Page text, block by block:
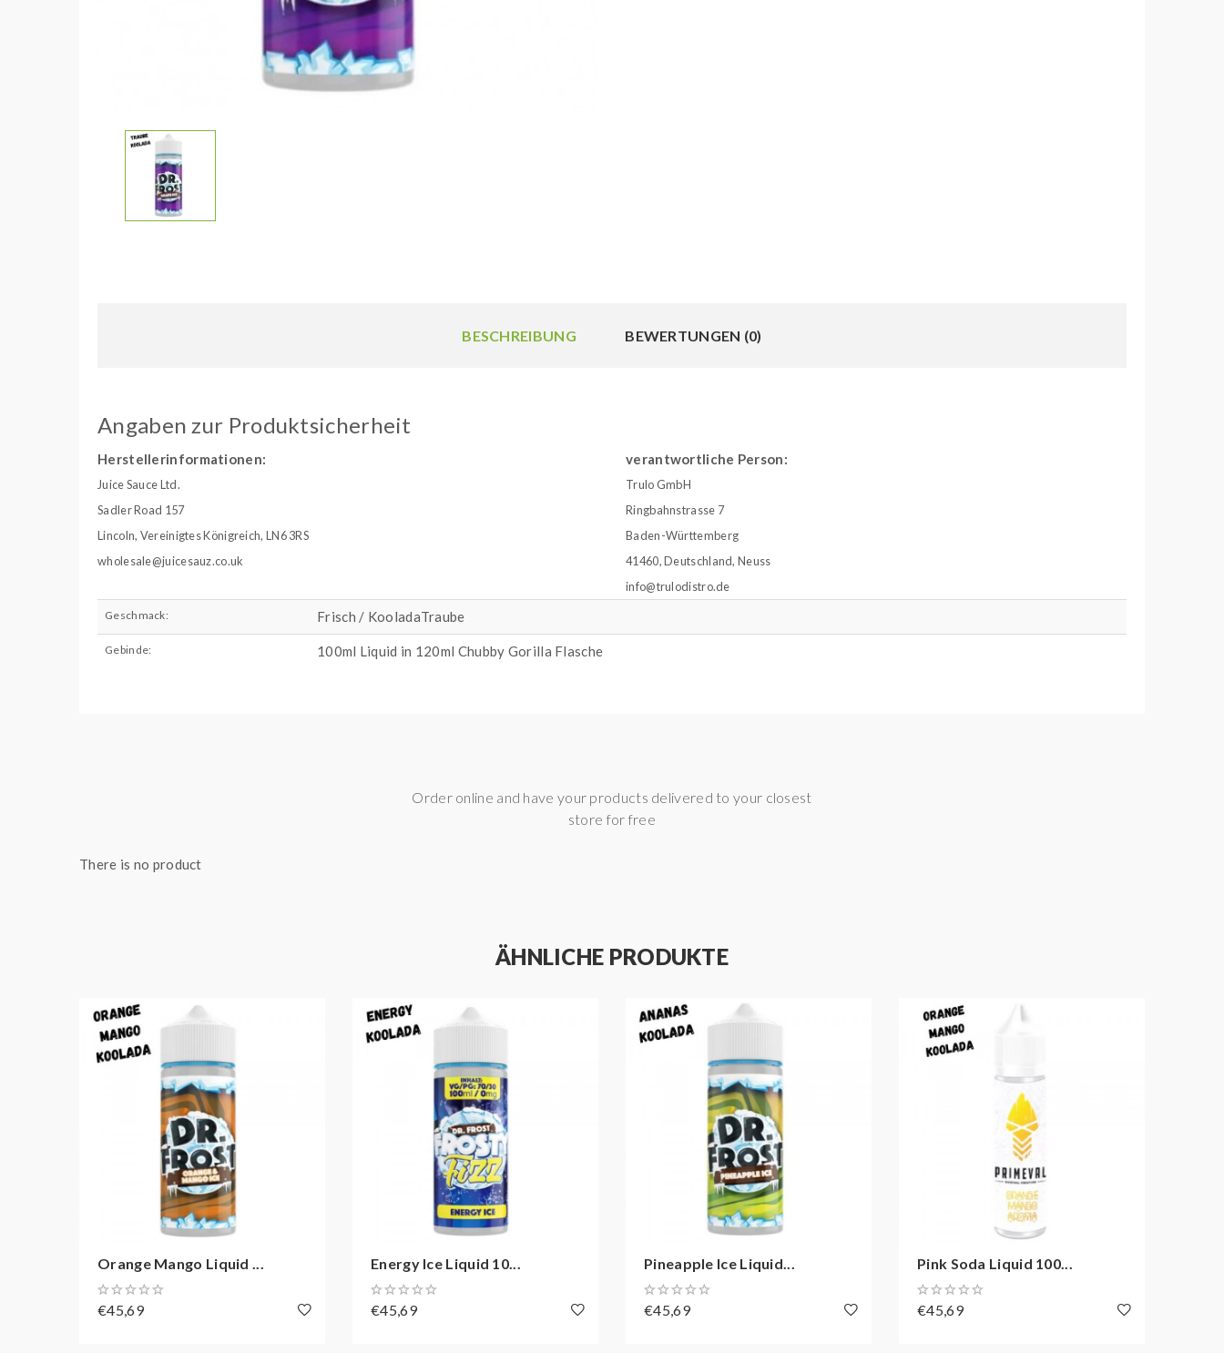
BESCHREIBUNG BEWERTUNGEN (0)
Angaben zur Produktsicherheit
Herstellerinformationen:
Juice Sauce Ltd.
Sadler Road 157
Lincoln, Vereinigtes Königreich, LN6 3RS
wholesale@juicesauz.co.uk
verantwortliche Person:
Trulo GmbH
Ringbahnstrasse 7
Baden-Württemberg
41460, Deutschland, Neuss
info@trulodistro.de
Geschmack: Frisch / KooladaTraube
Gebinde: 100ml Liquid in 120ml Chubby Gorilla Flasche
Order online and have your products delivered to your closest
store for free
There is no product
ÄHNLICHE PRODUKTE
Orange Mango Liquid ...
€45,69
Energy Ice Liquid 10...
€45,69
Pineapple Ice Liquid...
€45,69
Pink Soda Liquid 100...
€45,69